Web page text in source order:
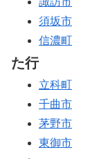
須坂市
信濃町
た行
立科町
千曲市
茅野市
東御市